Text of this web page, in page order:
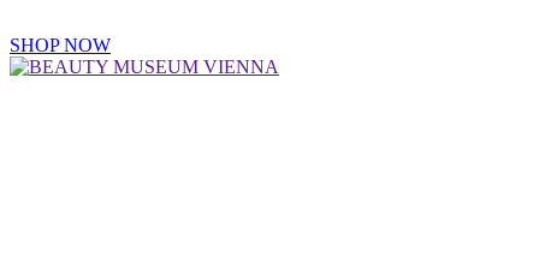
SHOP NOW